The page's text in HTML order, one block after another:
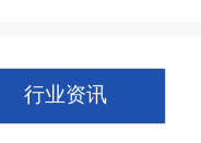
行业资讯